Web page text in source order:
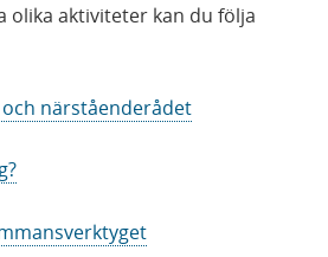
olika aktiviteter kan du följa
närståenderådet